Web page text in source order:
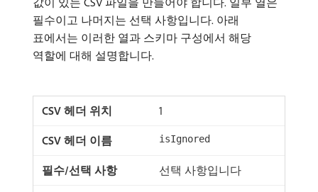
필수이고 나머지는 선택 사항입니다. 아래
표에서는 이러한 열과 스키마 구성에서 해당
역할에 대해 설명합니다.
1
isIgnored
선택 사항입니다